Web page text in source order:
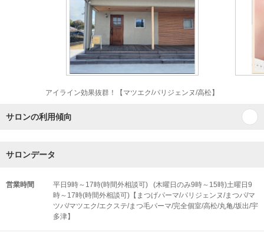
アイライン効果抜群！【マツエク/パリジェンヌ/高松】
サロンの利用傾向
サロンデータ
営業時間
平日9時～17時(時間外相談可) (木曜日のみ9時～15時)土曜日9
時～17時(時間外相談可)【まつげパーマ/パリジェンヌ/まつパ/マ
ツパ/マツエク/エクステ/まつ毛パーマ/完全個室/高松/丸亀/坂出/宇
多津】